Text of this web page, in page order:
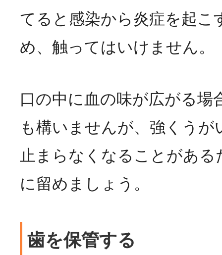
てると感染から炎症を起こ
め、触ってはいけません。
口の中に血の味が広がる場
も構いませんが、強くう
止まらなくなることがあ
に留めましょう。
歯を保管する